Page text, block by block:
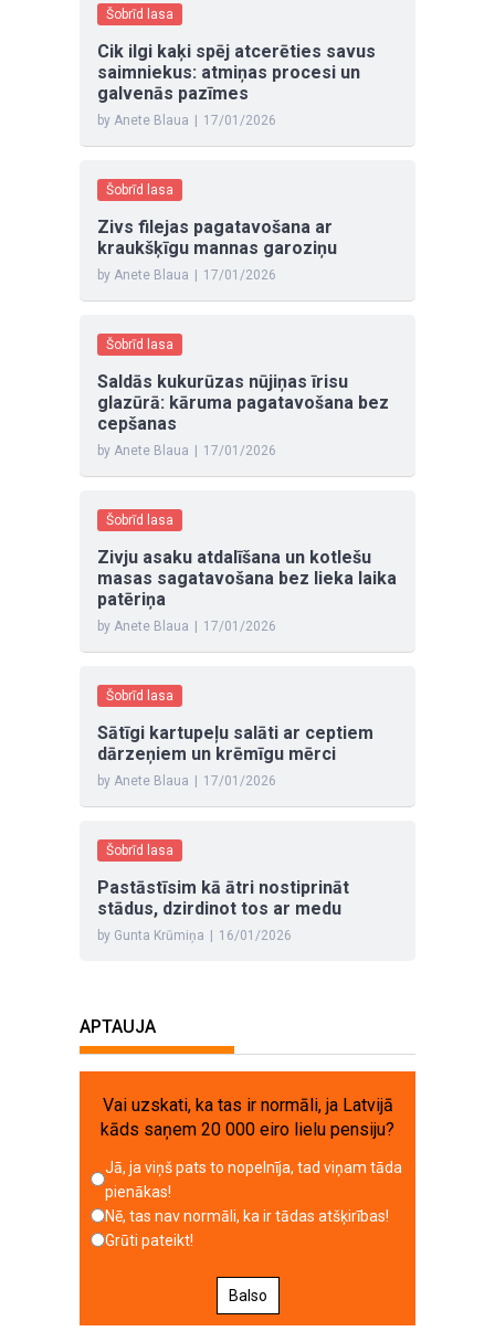
Šobrīd lasa
Cik ilgi kaķi spēj atcerēties savus
saimniekus: atmiņas procesi un
galvenās pazīmes
by Anete Blaua | 17/01/2026
Šobrīd lasa
Zivs filejas pagatavošana ar
kraukšķīgu mannas garoziņu
by Anete Blaua | 17/01/2026
Šobrīd lasa
Saldās kukurūzas nūjiņas īrisu
glazūrā: kāruma pagatavošana bez
cepšanas
by Anete Blaua | 17/01/2026
Šobrīd lasa
Zivju asaku atdalīšana un kotlešu
masas sagatavošana bez lieka laika
patēriņa
by Anete Blaua | 17/01/2026
Šobrīd lasa
Sātīgi kartupeļu salāti ar ceptiem
dārzeņiem un krēmīgu mērci
by Anete Blaua | 17/01/2026
Šobrīd lasa
Pastāstīsim kā ātri nostiprināt
stādus, dzirdinot tos ar medu
by Gunta Krūmiņa | 16/01/2026
APTAUJA
Vai uzskati, ka tas ir normāli, ja Latvijā
kāds saņem 20 000 eiro lielu pensiju?
Jā, ja viņš pats to nopelnīja, tad viņam tāda
pienākas!
Nē, tas nav normāli, ka ir tādas atšķirības!
Grūti pateikt!
Balso